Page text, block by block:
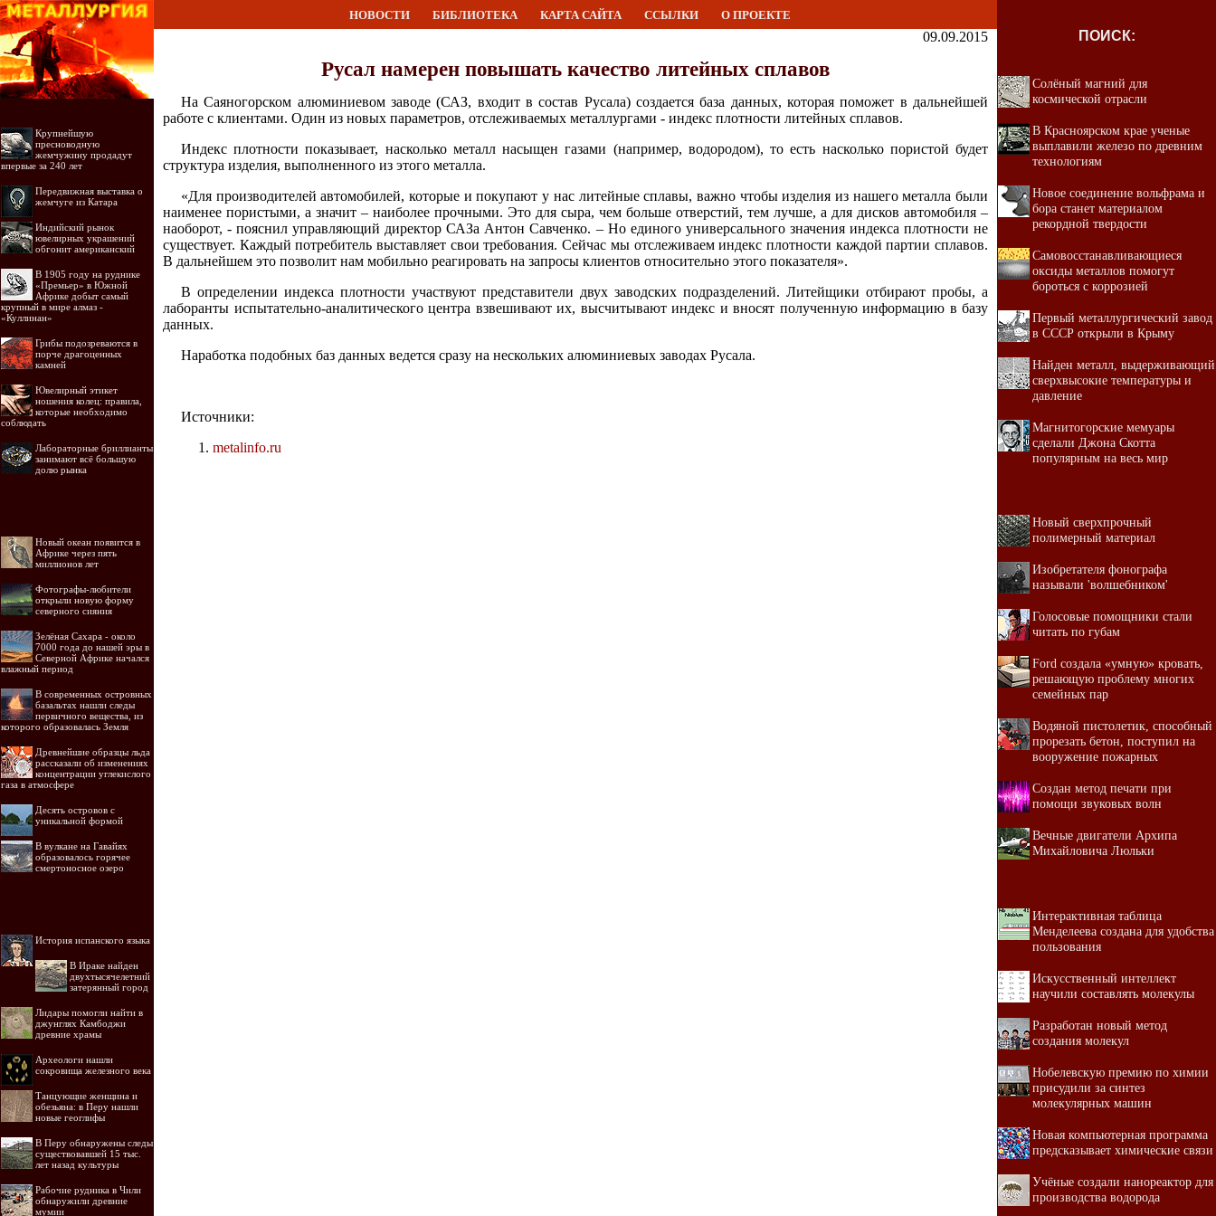
НОВОСТИ БИБЛИОТЕКА КАРТА САЙТА ССЫЛКИ О ПРОЕКТЕ
Крупнейшую
пресноводную
жемчужину продадут
впервые за 240 лет
Передвижная выставка о
жемчуге из Катара
Индийский рынок
ювелирных украшений
обгонит американский
В 1905 году на руднике
«Премьер» в Южной
Африке добыт самый
крупный в мире алмаз -
«Куллинан»
Грибы подозреваются в
порче драгоценных
камней
Ювелирный этикет
ношения колец: правила,
которые необходимо
соблюдать
Лабораторные бриллианты
занимают всё большую
долю рынка
Новый океан появится в
Африке через пять
миллионов лет
Фотографы-любители
открыли новую форму
северного сияния
Зелёная Сахара - около
7000 года до нашей эры в
Северной Африке начался
влажный период
В современных островных
базальтах нашли следы
первичного вещества, из
которого образовалась Земля
Древнейшие образцы льда
рассказали об изменениях
концентрации углекислого
газа в атмосфере
Десять островов c
уникальной формой
В вулкане на Гавайях
образовалось горячее
смертоносное озеро
История испанского языка
В Ираке найден
двухтысячелетний
затерянный город
Лидары помогли найти в
джунглях Камбоджи
древние храмы
Археологи нашли
сокровища железного века
Танцующие женщина и
обезьяна: в Перу нашли
новые геоглифы
В Перу обнаружены следы
существовавшей 15 тыс.
лет назад культуры
Рабочие рудника в Чили
обнаружили древние
мумии
09.09.2015
Русал намерен повышать качество литейных сплавов
На Саяногорском алюминиевом заводе (САЗ, входит в состав Русала) создается база данных, которая поможет в дальнейшей
работе с клиентами. Один из новых параметров, отслеживаемых металлургами - индекс плотности литейных сплавов.
Индекс плотности показывает, насколько металл насыщен газами (например, водородом), то есть насколько пористой будет
структура изделия, выполненного из этого металла.
«Для производителей автомобилей, которые и покупают у нас литейные сплавы, важно чтобы изделия из нашего металла были
наименее пористыми, а значит – наиболее прочными. Это для сыра, чем больше отверстий, тем лучше, а для дисков автомобиля –
наоборот, - пояснил управляющий директор САЗа Антон Савченко. – Но единого универсального значения индекса плотности не
существует. Каждый потребитель выставляет свои требования. Сейчас мы отслеживаем индекс плотности каждой партии сплавов.
В дальнейшем это позволит нам мобильно реагировать на запросы клиентов относительно этого показателя».
В определении индекса плотности участвуют представители двух заводских подразделений. Литейщики отбирают пробы, а
лаборанты испытательно-аналитического центра взвешивают их, высчитывают индекс и вносят полученную информацию в базу
данных.
Наработка подобных баз данных ведется сразу на нескольких алюминиевых заводах Русала.
Источники:
metalinfo.ru
ПОИСК:
Солёный магний для
космической отрасли
В Красноярском крае ученые
выплавили железо по древним
технологиям
Новое соединение вольфрама и
бора станет материалом
рекордной твердости
Самовосстанавливающиеся
оксиды металлов помогут
бороться с коррозией
Первый металлургический завод
в СССР открыли в Крыму
Найден металл, выдерживающий
сверхвысокие температуры и
давление
Магнитогорские мемуары
сделали Джона Скотта
популярным на весь мир
Новый сверхпрочный
полимерный материал
Изобретателя фонографа
называли 'волшебником'
Голосовые помощники стали
читать по губам
Ford создала «умную» кровать,
решающую проблему многих
семейных пар
Водяной пистолетик, способный
прорезать бетон, поступил на
вооружение пожарных
Создан метод печати при
помощи звуковых волн
Вечные двигатели Архипа
Михайловича Люльки
Интерактивная таблица
Менделеева создана для удобства
пользования
Искусственный интеллект
научили составлять молекулы
Разработан новый метод
создания молекул
Нобелевскую премию по химии
присудили за синтез
молекулярных машин
Новая компьютерная программа
предсказывает химические связи
Учёные создали нанореактор для
производства водорода